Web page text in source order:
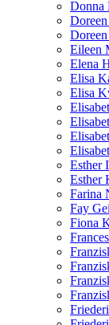
Donna
Eileen
Elena
Elisa
Elisa
Esther
Esther
Farina
Fay
Fiona